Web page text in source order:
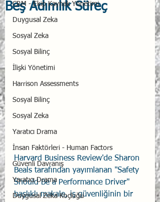
CRM - Ekip Kaynak Yönetimi
Duygusal Zeka
Sosyal Zeka
Sosyal Bilinç
İlişki Yönetimi
Harrison Assessments
Sosyal Bilinç
Sosyal Zeka
Yaratıcı Drama
İnsan Faktörleri - Human Factors
Güvenli Davranış
Yaratıcı Drama
Duygusal Zeka Koçluğu
Beş Adımlık Süreç
Harvard Business Review'de Sharon
Beals tarafından yayımlanan "Safety
Should Be a Performance Driver"
başlıklı makale, iş güvenliğinin bir